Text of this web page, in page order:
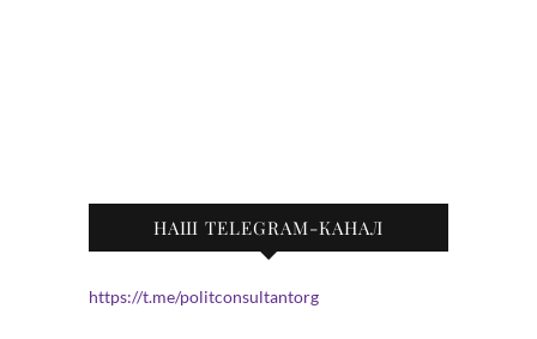
НАШ TELEGRAM-КАНАЛ
https://t.me/politconsultantorg